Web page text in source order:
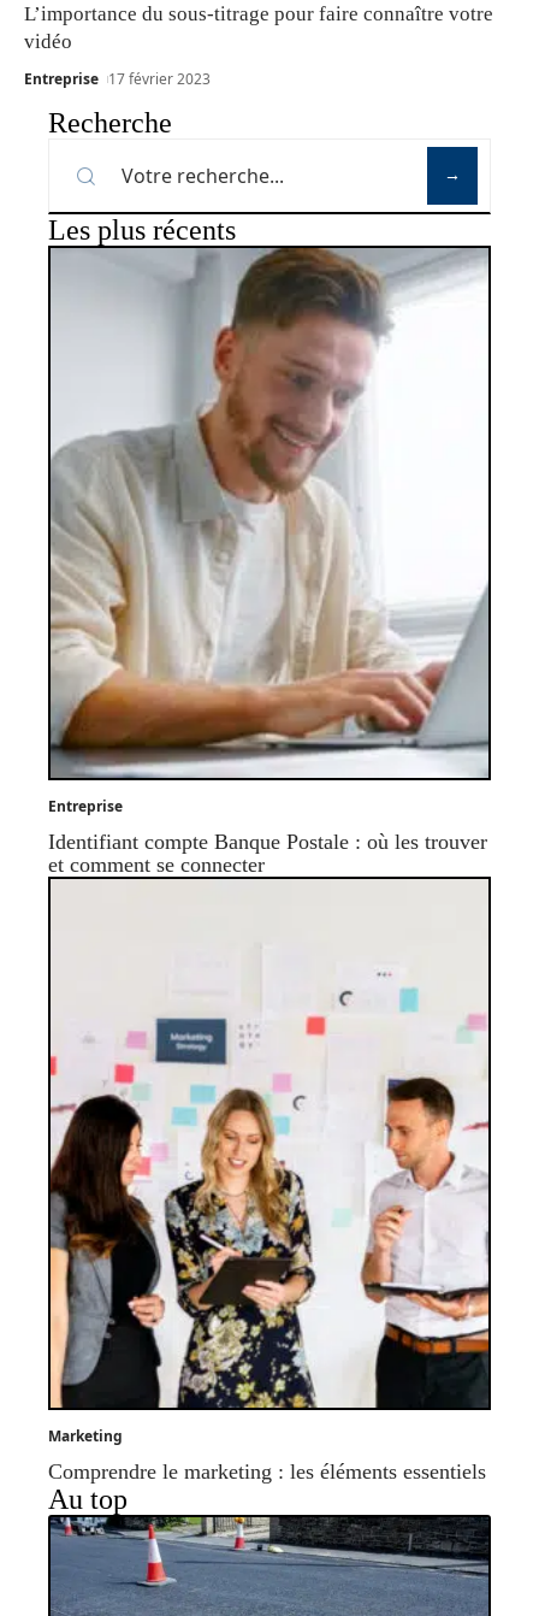
L’importance du sous-titrage pour faire connaître votre
vidéo
Entreprise 17 février 2023
Recherche
Les plus récents
Entreprise
Identifiant compte Banque Postale : où les trouver
et comment se connecter
Marketing
Comprendre le marketing : les éléments essentiels
Au top